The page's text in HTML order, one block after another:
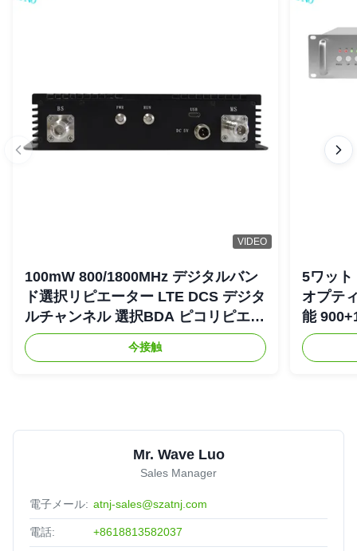
VIDEO
100mW 800/1800MHz デジタルバン
ド選択リピエーター LTE DCS デジタ
ルチャンネル 選択BDA ピコリピエー
ター
今接触
5ワット
オプテ
能
リピエ
Mr. Wave Luo
Sales Manager
電子メール: atnj-sales@szatnj.com
電話: +8618813582037